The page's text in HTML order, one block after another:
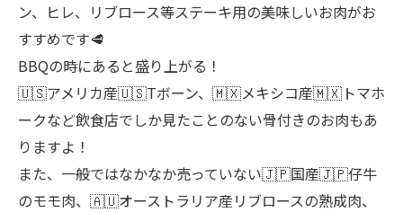
ン、ヒレ、リブロース等ステーキ用の美味しいお肉がお
すすめです🥩
BBQの時にあると盛り上がる！
🇺🇸アメリカ産🇺🇸Tボーン、🇲🇽メキシコ産🇲🇽トマホ
ークなど飲食店でしか見たことのない骨付きのお肉もあ
りますよ！
また、一般ではなかなか売っていない🇯🇵国産🇯🇵仔牛
のモモ肉、🇦🇺オーストラリア産リブロースの熟成肉、